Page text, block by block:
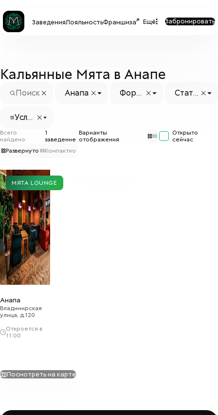
ЗаведенияЛояльностьФраншиза Ещё Забронировать
Кальянные Мята в Анапе
Анапа
Форм
Стату
Услуг
Всего
найдено:
1
заведение
Варианты
отображения
Открыто
сейчас
Развернуто
Компактно
МЯТА LOUNGE
Анапа
Владимирская
улица, д.120
Откроется в
11:00
Посмотреть на карте